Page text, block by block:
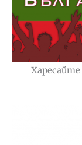
Харесайте